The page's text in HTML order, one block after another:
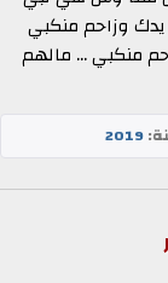
وزاحم منكبي
منكبي ... مالهم
2019